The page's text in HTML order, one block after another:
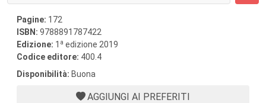
Pagine: 172
ISBN: 9788891787422
Edizione: 1 a edizione 2019
Codice editore: 400.4
Disponibilità: Buona
AGGIUNGI AI PREFERITI